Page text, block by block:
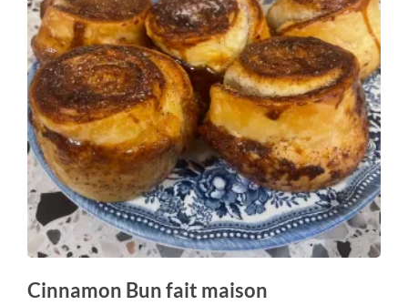
Cinnamon Bun fait maison